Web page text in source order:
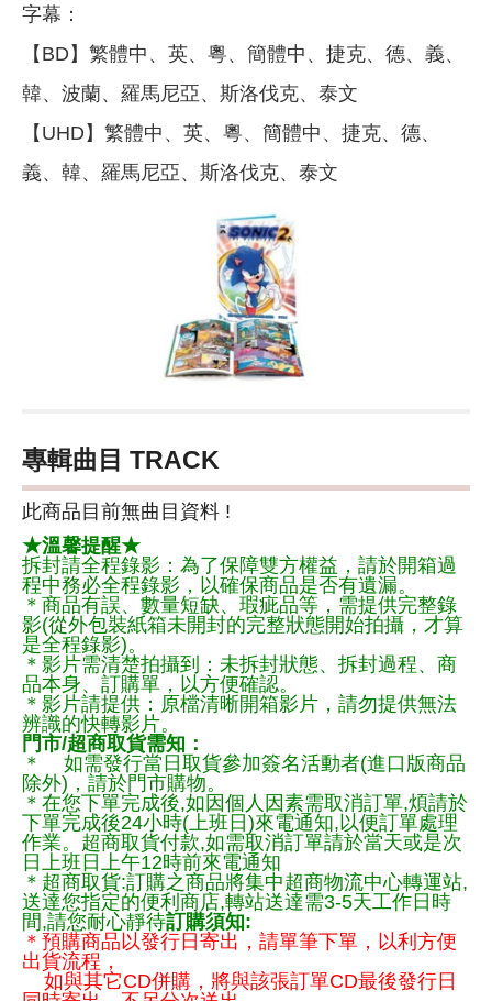
字幕：
【BD】繁體中、英、粵、簡體中、捷克、德、義、
韓、波蘭、羅馬尼亞、斯洛伐克、泰文
【UHD】繁體中、英、粵、簡體中、捷克、德、
義、韓、羅馬尼亞、斯洛伐克、泰文
專輯曲目 TRACK
此商品目前無曲目資料 !
★溫馨提醒★
拆封請全程錄影：為了保障雙方權益，請於開箱過
程中務必全程錄影，以確保商品是否有遺漏。
＊商品有誤、數量短缺、瑕疵品等，需提供完整錄
影(從外包裝紙箱未開封的完整狀態開始拍攝，才算
是全程錄影)。
＊影片需清楚拍攝到：未拆封狀態、拆封過程、商
品本身、訂購單，以方便確認。
＊影片請提供：原檔清晰開箱影片，請勿提供無法
辨識的快轉影片。
門市/超商取貨需知：
＊ 如需發行當日取貨參加簽名活動者(進口版商品
除外)，請於門市購物。
＊在您下單完成後,如因個人因素需取消訂單,煩請於
下單完成後24小時(上班日)來電通知,以便訂單處理
作業。超商取貨付款,如需取消訂單請於當天或是次
日上班日上午12時前來電通知
＊超商取貨:訂購之商品將集中超商物流中心轉運站,
送達您指定的便利商店,轉站送達需3-5天工作日時
間,請您耐心靜待訂購須知:
＊預購商品以發行日寄出，請單筆下單，以利方便
出貨流程，
如與其它CD併購，將與該張訂單CD最後發行日